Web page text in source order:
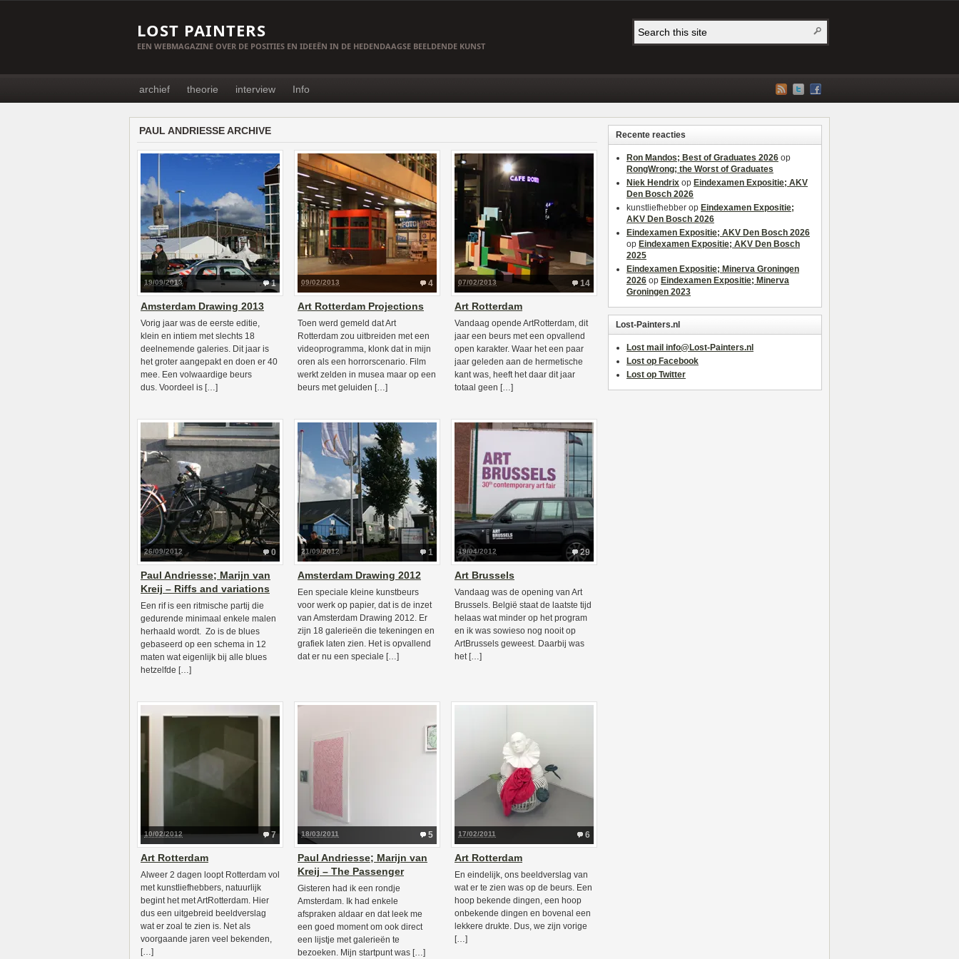
LOST PAINTERS
EEN WEBMAGAZINE OVER DE POSITIES EN IDEEËN IN DE HEDENDAAGSE BEELDENDE KUNST
archief theorie interview Info
PAUL ANDRIESSE ARCHIVE
1
19/09/2013
Amsterdam Drawing 2013
Vorig jaar was de eerste editie,
klein en intiem met slechts 18
deelnemende galeries. Dit jaar is
het groter aangepakt en doen er 40
mee. Een volwaardige beurs
dus. Voordeel is […]
4
09/02/2013
Art Rotterdam Projections
Toen werd gemeld dat Art
Rotterdam zou uitbreiden met een
videoprogramma, klonk dat in mijn
oren als een horrorscenario. Film
werkt zelden in musea maar op een
beurs met geluiden […]
14
07/02/2013
Art Rotterdam
Vandaag opende ArtRotterdam, dit
jaar een beurs met een opvallend
open karakter. Waar het een paar
jaar geleden aan de hermetische
kant was, heeft het daar dit jaar
totaal geen […]
0
26/09/2012
Paul Andriesse; Marijn van
Kreij – Riffs and variations
Een rif is een ritmische partij die
gedurende minimaal enkele malen
herhaald wordt. Zo is de blues
gebaseerd op een schema in 12
maten wat eigenlijk bij alle blues
hetzelfde […]
1
21/09/2012
Amsterdam Drawing 2012
Een speciale kleine kunstbeurs
voor werk op papier, dat is de inzet
van Amsterdam Drawing 2012. Er
zijn 18 galerieën die tekeningen en
grafiek laten zien. Het is opvallend
dat er nu een speciale […]
29
19/04/2012
Art Brussels
Vandaag was de opening van Art
Brussels. België staat de laatste tijd
helaas wat minder op het program
en ik was sowieso nog nooit op
ArtBrussels geweest. Daarbij was
het […]
7
10/02/2012
Art Rotterdam
Alweer 2 dagen loopt Rotterdam vol
met kunstliefhebbers, natuurlijk
begint het met ArtRotterdam. Hier
dus een uitgebreid beeldverslag
wat er zoal te zien is. Net als
voorgaande jaren veel bekenden,
[…]
5
18/03/2011
Paul Andriesse; Marijn van
Kreij – The Passenger
Gisteren had ik een rondje
Amsterdam. Ik had enkele
afspraken aldaar en dat leek me
een goed moment om ook direct
een lijstje met galerieën te
bezoeken. Mijn startpunt was […]
6
17/02/2011
Art Rotterdam
En eindelijk, ons beeldverslag van
wat er te zien was op de beurs. Een
hoop bekende dingen, een hoop
onbekende dingen en bovenal een
lekkere drukte. Dus, we zijn vorige
[…]
Recente reacties
Ron Mandos; Best of Graduates 2026 op
RongWrong; the Worst of Graduates
Niek Hendrix op Eindexamen Expositie; AKV
Den Bosch 2026
kunstliefhebber op Eindexamen Expositie;
AKV Den Bosch 2026
Eindexamen Expositie; AKV Den Bosch 2026
op Eindexamen Expositie; AKV Den Bosch
2025
Eindexamen Expositie; Minerva Groningen
2026 op Eindexamen Expositie; Minerva
Groningen 2023
Lost-Painters.nl
Lost mail info@Lost-Painters.nl
Lost op Facebook
Lost op Twitter